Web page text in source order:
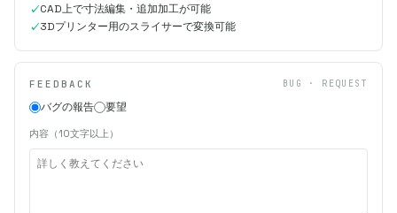
CAD上で寸法編集・追加加工が可能
3Dプリンター用のスライサーで変換可能
FEEDBACK BUG · REQUEST
バグの報告 要望
内容（10文字以上）